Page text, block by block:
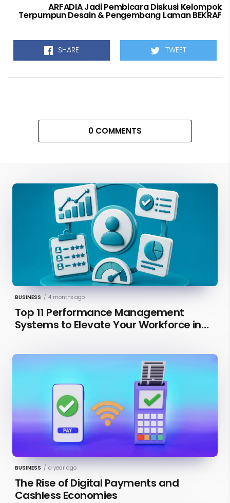
ARFADIA Jadi Pembicara Diskusi Kelompok
Terpumpun Desain & Pengembang Laman BEKRAF
SHARE TWEET
0 COMMENTS
BUSINESS / 4 months ago
Top 11 Performance Management
Systems to Elevate Your Workforce in
BUSINESS / a year ago
The Rise of Digital Payments and
Cashless Economies